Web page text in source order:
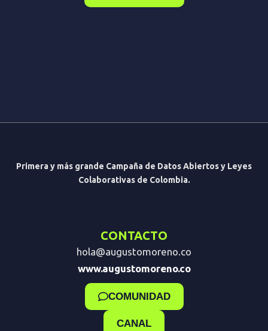
Primera y más grande Campaña de Datos Abiertos y Leyes
Colaborativas de Colombia.
CONTACTO
hola@augustomoreno.co
www.augustomoreno.co
COMUNIDAD
CANAL